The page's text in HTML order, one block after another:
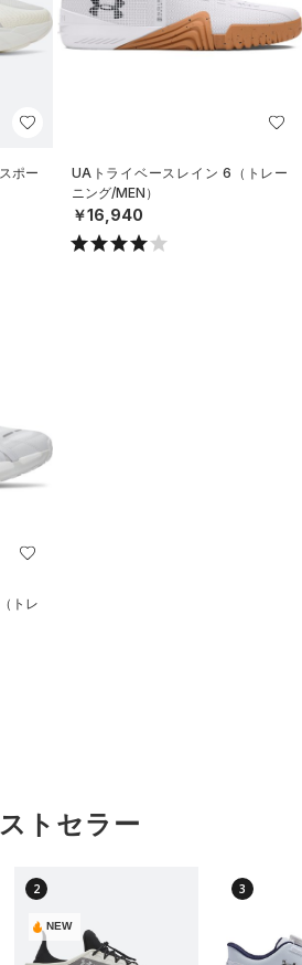
ポー
UAトライベースレイン 6（トレー
ニング/MEN）
￥16,940
トレ
トセラー
2
NEW
3